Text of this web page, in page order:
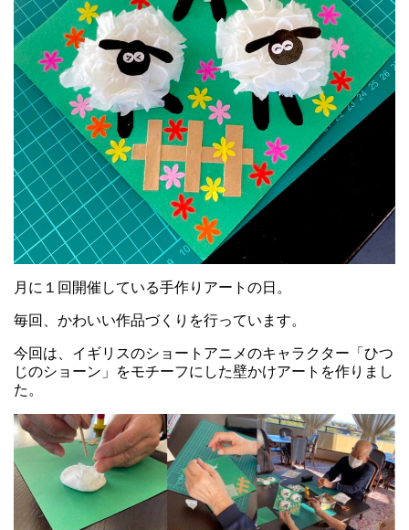
月に１回開催している手作りアートの日。
毎回、かわいい作品づくりを行っています。
今回は、イギリスのショートアニメのキャラクター「ひつ
じのショーン」をモチーフにした壁かけアートを作りまし
た。